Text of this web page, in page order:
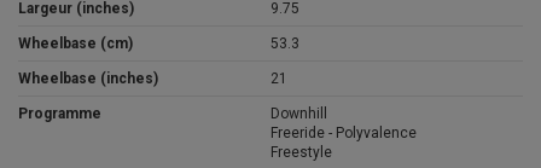
Largeur (inches) 9.75
Wheelbase (cm) 53.3
Wheelbase (inches) 21
Programme
Downhill
Freeride - Polyvalence
Freestyle